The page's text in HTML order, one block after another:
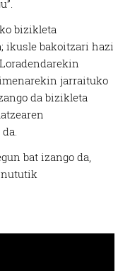
bizikleta
ikusle bakoitzari hazi
jarraituko
da bizikleta
bat izango da,